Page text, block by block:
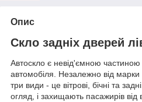
Опис
Скло задніх дверей
Автоскло є невід'ємною частиною
автомобіля. Незалежно від
три види - це вітрові, бічні та
огляд, і захищають пасажирів від